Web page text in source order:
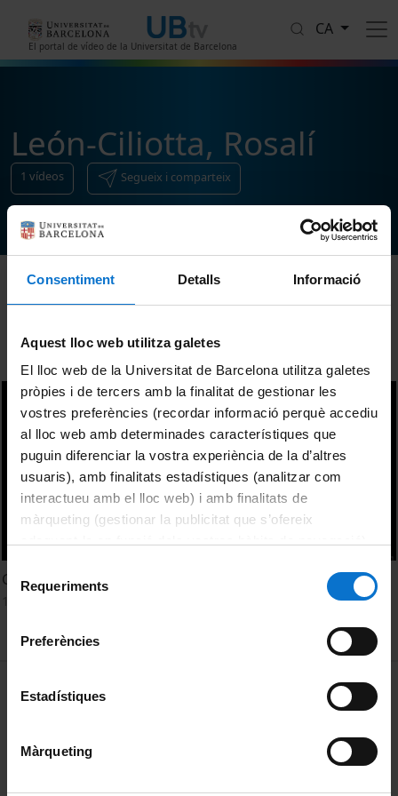
Consentiment Detalls Informació
Aquest lloc web utilitza galetes
El lloc web de la Universitat de Barcelona utilitza galetes
pròpies i de tercers amb la finalitat de gestionar les
vostres preferències (recordar informació perquè accediu
al lloc web amb determinades característiques que
puguin diferenciar la vostra experiència de la d’altres
usuaris), amb finalitats estadístiques (analitzar com
interactueu amb el lloc web) i amb finalitats de
màrqueting (gestionar la publicitat que s’ofereix
consultar laPolítica de galetes del lloc web de la
de Requeriments
Preferències
Estadístiques
Màrqueting
El portal de vídeo de la Universitat de Barcelona
CA
León-Ciliotta, Rosalí
1 vídeos Segueix i comparteix
Ordenar
Gender Models in Reader Plans in Peru
MENÚ PEU 1
Privadesa i termes